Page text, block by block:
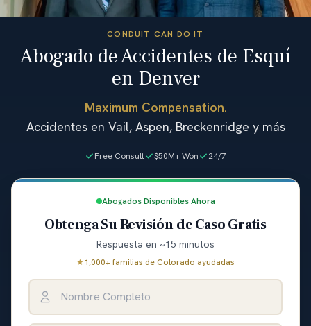
CONDUIT CAN DO IT
Abogado de Accidentes de Esquí
en Denver
Maximum Compensation.
Accidentes en Vail, Aspen, Breckenridge y más
Free Consult $50M+ Won 24/7
Abogados Disponibles Ahora
Obtenga Su Revisión de Caso Gratis
Respuesta en ~15 minutos
★1,000+ familias de Colorado ayudadas